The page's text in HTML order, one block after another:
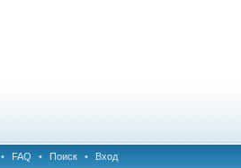
• FAQ • Поиск • Вход